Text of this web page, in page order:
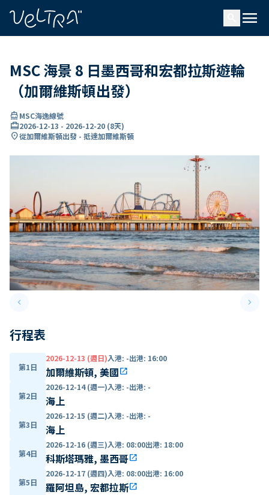
menu
MSC 海景 8 日墨西哥和宏都拉斯遊輪
（加爾維斯頓出發）
directions_boatMSC海逸線號
card_travel2026-12-13 - 2026-12-20 (8天)
location_on從加爾維斯頓出發 - 抵達加爾維斯頓
keyboard_arrow_leftPrevious slide keyboard_arrow_right
行程表
第1日
2026-12-13 (週日)入港: -出港: 16:00
加爾維斯頓, 美國open_in_new
第2日
2026-12-14 (週一)入港: -出港: -
海上
第3日
2026-12-15 (週二)入港: -出港: -
海上
第4日
2026-12-16 (週三)入港: 08:00出港: 18:00
科斯塔瑪雅, 墨西哥open_in_new
第5日
2026-12-17 (週四)入港: 08:00出港: 16:00
羅阿坦島, 宏都拉斯open_in_new